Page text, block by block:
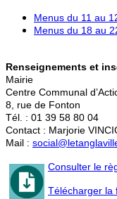
Menus du 11 au
Menus du 18 au
Renseignements et
Mairie
Centre Communal
8, rue de Fonton
Tél. : 01 39 58 80 04
Contact : Marjorie
Mail :
Consulter le
Télécharger la